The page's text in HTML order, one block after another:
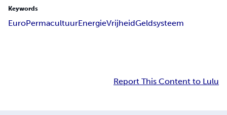
Keywords
EuroPermacultuurEnergieVrijheidGeldsysteem
Report This Content to Lulu